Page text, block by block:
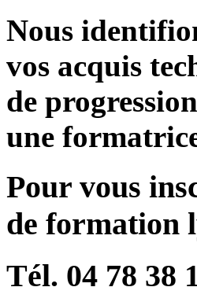
Nous
vos acquis
de
une
Pour vous
de formation
Tél. 04 78 38